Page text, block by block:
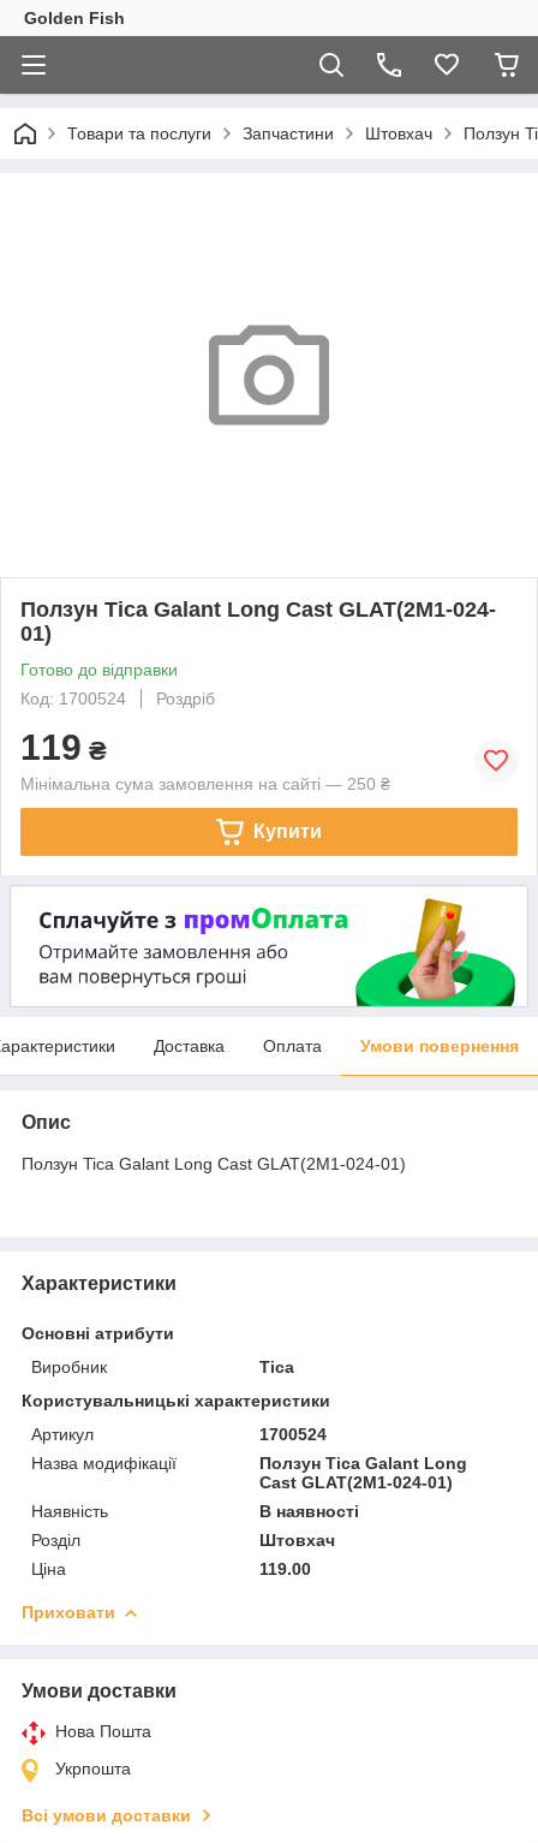
Golden Fish
Товари та послуги Запчастини Штовхач Ползун
Ползун Tica Galant Long Cast GLAT(2M1-024-
01)
Готово до відправки
Код: 1700524
Роздріб
119 ₴
Мінімальна сума замовлення на сайті — 250 ₴
Купити
Доставка Оплата Умови повернення
Опис
Ползун Tica Galant Long Cast GLAT(2M1-024-01)
Характеристики
Основні атрибути
Виробник
Tica
Користувальницькі характеристики
Артикул
1700524
Назва модифікації
Ползун Tica Galant Long
Cast GLAT(2M1-024-01)
Наявність
В наявності
Розділ
Штовхач
Ціна
119.00
Приховати
Умови доставки
Нова Пошта
Укрпошта
Всі умови доставки